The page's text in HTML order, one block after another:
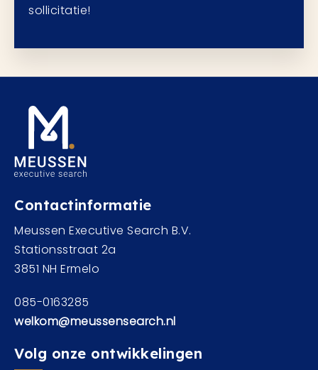
sollicitatie!
Contactinformatie
Meussen Executive Search B.V.
Stationsstraat 2a
3851 NH Ermelo
085-0163285
welkom@meussensearch.nl
Volg onze ontwikkelingen